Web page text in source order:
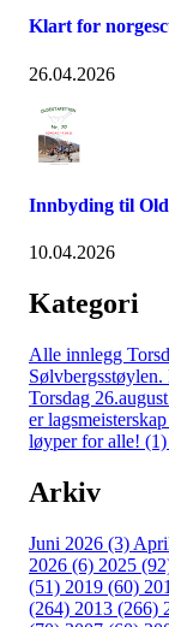
Klart for
26.04.2026
Innbyding til
10.04.2026
Kategori
Alle innlegg
Torsdag
er
løyper for alle! (1)
Arkiv
Juni 2026 (3)
2026 (6) 2025
(51) 2019 (60)
(264) 2013 (266)